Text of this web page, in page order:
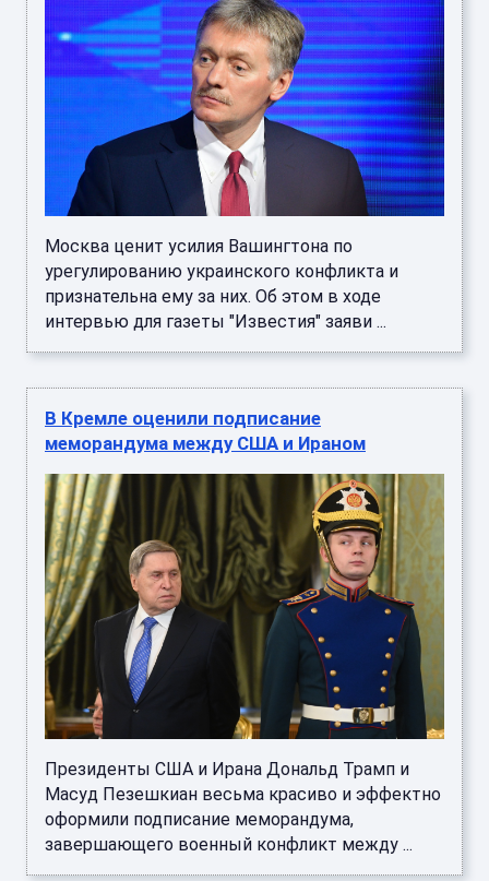
Москва ценит усилия Вашингтона по
урегулированию украинского конфликта и
признательна ему за них. Об этом в ходе
интервью для газеты "Известия" заяви ...
В Кремле оценили подписание
меморандума между США и Ираном
Президенты США и Ирана Дональд Трамп и
Масуд Пезешкиан весьма красиво и эффектно
оформили подписание меморандума,
завершающего военный конфликт между ...